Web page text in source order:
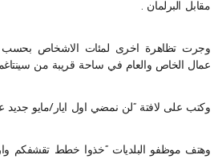
مقابل البرلمان .
وجرت تظاهرة اخرى لمئات الاشخاص بحسب
عمال الخاص والعام في ساحة قريبة من
وكتب على لافتة “لن نمضي اول ايار/مايو جديد
وهتف موظفو البلديات “خذوا خطط تقشفكم